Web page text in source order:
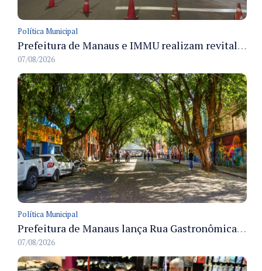
Política Municipal
Prefeitura de Manaus e IMMU realizam revitalização da sinalização viária em corredores das zonas Sul e Norte na noite de 6/8
07/08/2026
Política Municipal
Prefeitura de Manaus lança Rua Gastronômica preservando as 17 árvores da Ferreira Pena no Centro
07/08/2026